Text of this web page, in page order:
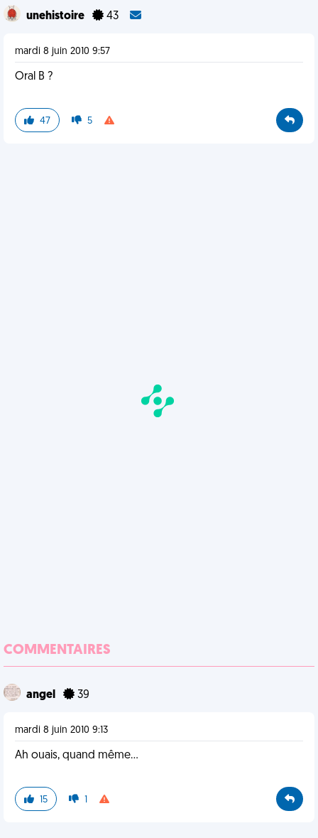
unehistoire 43
mardi 8 juin 2010 9:57
Oral B ?
47 5
COMMENTAIRES
angel 39
mardi 8 juin 2010 9:13
Ah ouais, quand même...
15 1